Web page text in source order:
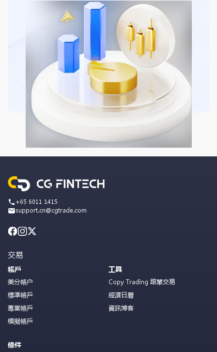
+65 6011 1415
support.cn@cgtrade.com
交易
帳戶
美分帳户
標準帳戶
專業帳戶
模擬帳戶
條件
工具
Copy Trading 跟單交易
經濟日曆
資訊博客